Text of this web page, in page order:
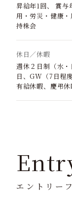
昇給年1回、 賞与
用・労災・健康
持株会
休日／休暇
週休２日制（水
日、GW（7日程
有給休暇、慶弔休
エントリー